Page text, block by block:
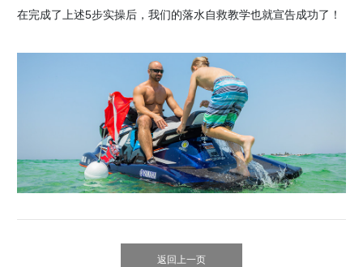
在完成了上述5步实操后，我们的落水自救教学也就宣告成功了！
返回上一页